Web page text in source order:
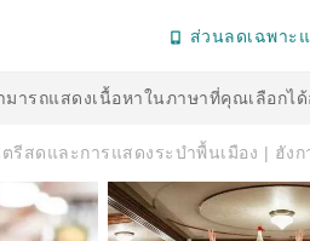
ส่วนลดเฉพาะ
ารถแสดงเนื้อหาในภาษาที่คุณเลือกไ
รีสดและการแสดงระบำพื้นเมือง | ฮังก